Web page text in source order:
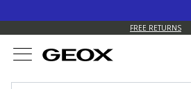
FREE RETURNS